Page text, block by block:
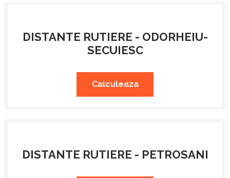
DISTANTE RUTIERE - ODORHEIU-
SECUIESC
Calculeaza
DISTANTE RUTIERE - PETROSANI